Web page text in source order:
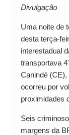
Divulgação
Uma noite de
desta terça-
interestadual
transportava
Canindé
ocorreu por
proximidades
Seis
margens da